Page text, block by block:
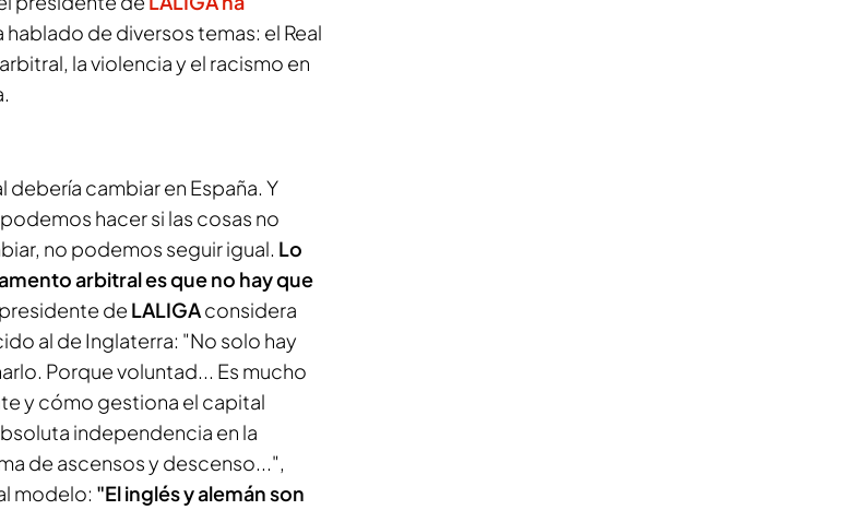
hablado de diversos temas: el Real
la violencia y el racismo en
debería cambiar en España. Y
hacer si las cosas no
no podemos seguir igual. Lo
arbitral es que no hay que
de LALIGAconsidera
al de Inglaterra: "No solo hay
Porque voluntad... Es mucho
y cómo gestiona el capital
independencia en la
de ascensos y descenso...",
modelo: "El inglés y alemán son